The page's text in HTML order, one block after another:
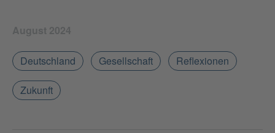
August 2024
Deutschland Gesellschaft Reflexionen
Zukunft